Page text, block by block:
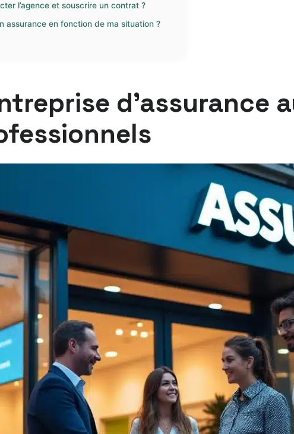
l’agence et souscrire un contrat ?
assurance en fonction de ma situation ?
d’assurance